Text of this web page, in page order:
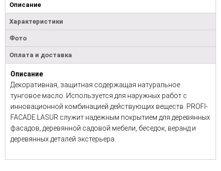
Описание
Характеристики
Фото
Оплата и доставка
Описание
Декоративная, защитная содержащая натуральное
тунговое масло. Используется для наружных работ с
инновационной комбинацией действующих веществ. PROFI-
FACADE LASUR служит надежным покрытием для деревянных
фасадов, деревянной садовой мебели, беседок, веранд и
деревянных деталей экстерьера.